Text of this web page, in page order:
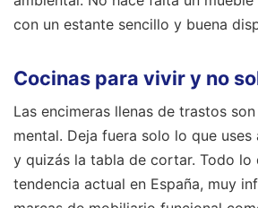
con un estante sencillo y buena
Cocinas para vivir y no
Las encimeras llenas de trastos
mental. Deja fuera solo lo que
y quizás la tabla de cortar. Todo lo
tendencia actual en España, muy